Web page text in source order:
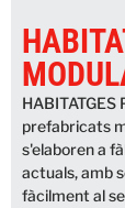
prefabricats
s'elaboren a
actuals, amb
fàcilment al